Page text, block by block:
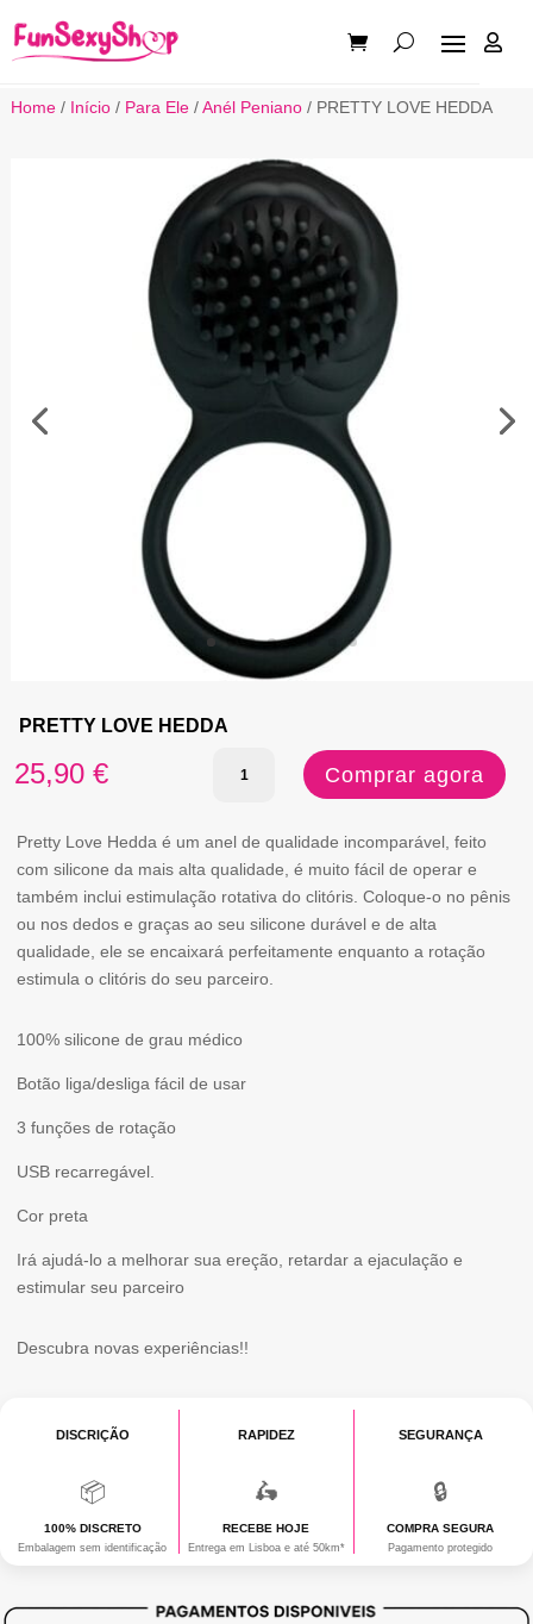

Home/ Início/ Para Ele/Anél Peniano/ PRETTY LOVE HEDDA
PRETTY LOVE HEDDA
25,90 €
Quantidade
PRETTY
LOVE
HEDDA
Comprar agora
Pretty Love Hedda é um anel de qualidade incomparável, feito
com silicone da mais alta qualidade, é muito fácil de operar e
também inclui estimulação rotativa do clitóris. Coloque-o no pênis
ou nos dedos e graças ao seu silicone durável e de alta
qualidade, ele se encaixará perfeitamente enquanto a rotação
estimula o clitóris do seu parceiro.
100% silicone de grau médico
Botão liga/desliga fácil de usar
3 funções de rotação
USB recarregável.
Cor preta
Irá ajudá-lo a melhorar sua ereção, retardar a ejaculação e
estimular seu parceiro
Descubra novas experiências!!
DISCRIÇÃO
📦
100% DISCRETO
Embalagem sem identificação
RAPIDEZ
🛵
RECEBE HOJE
Entrega em Lisboa e até 50km*
SEGURANÇA
🔒
COMPRA SEGURA
Pagamento protegido